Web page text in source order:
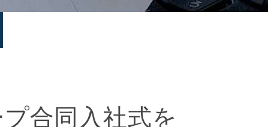
合同入社式を